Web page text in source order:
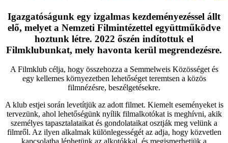
Igazgatóságunk egy izgalmas kezdeményezéssel állt
elő, melyet a Nemzeti Filmintézettel együttműködve
hoztunk létre. 2022 őszén indítottuk el
Filmklubunkat, mely havonta kerül megrendezésre.
A Filmklub célja, hogy összehozza a Semmelweis Közösséget és
egy kellemes környezetben lehetőséget teremtsen a közös
filmnézésre, beszélgetésekre.
A klub estjei során levetítjük az adott filmet. Kiemelt eseményeket is
tervezünk, ahol lehetőségünk nyílik filmalkotókat is meghívni, akik
személyes tapasztalataikat és gondolataikat osztják meg velünk a
filmről. Az ilyen alkalmak különlegességét az adja, hogy közvetlen